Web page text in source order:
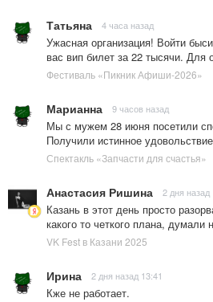
Татьяна 4 часа назад
Ужасная организация! Войти
вас вип билет за 22 тысячи. Для
Фестиваль «Пикник Афиши-2026»
Марианна 9 часов назад
Мы с мужем 28 июня посетили
Получили истинное
Спектакль «Запчасти для счастья»
Анастасия Ришина 2 дня назад
Казань в этот день просто
какого то четкого плана, думали
VK Fest в Казани 2025
Ирина 2 дня назад 13:41
Кже не работает.